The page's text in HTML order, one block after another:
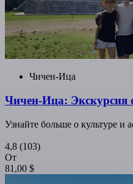
Чичен-Ица
Чичен-Ица: Экскурсия
Узнайте больше о культуре и
4,8 (103)
От
81,00 $